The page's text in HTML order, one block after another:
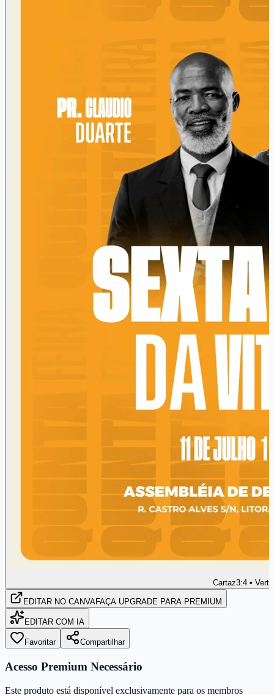
Cartaz3:4 •
EDITAR NO CANVAFAÇA UPGRADE PARA PREMIUM
EDITAR COM IA
Favoritar Compartilhar
Acesso Premium Necessário
Este produto está disponível exclusivamente para os membros